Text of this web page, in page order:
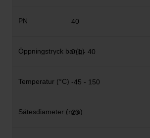
40
0,1 - 40
-45 - 150
23